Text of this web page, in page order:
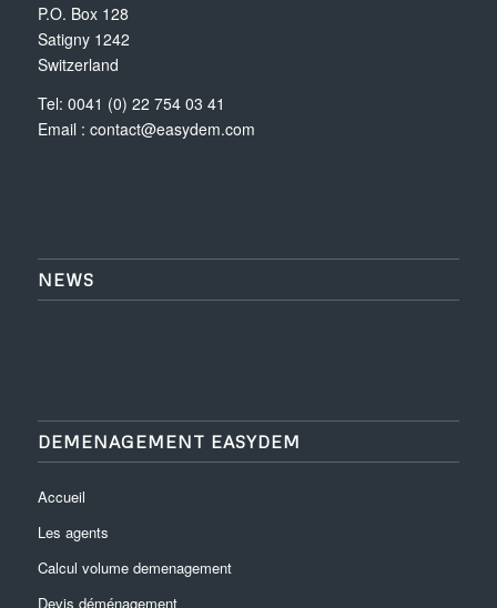
P.O. Box 128
Satigny 1242
Switzerland
Tel: 0041 (0) 22 754 03 41
Email : contact@easydem.com
NEWS
DEMENAGEMENT EASYDEM
Accueil
Les agents
Calcul volume demenagement
Devis déménagement